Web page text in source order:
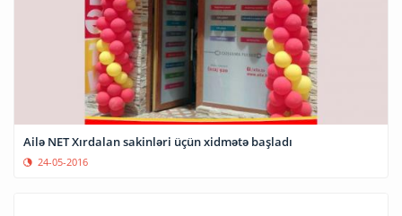
Ailə NET Xırdalan sakinləri üçün xidmətə başladı
24-05-2016